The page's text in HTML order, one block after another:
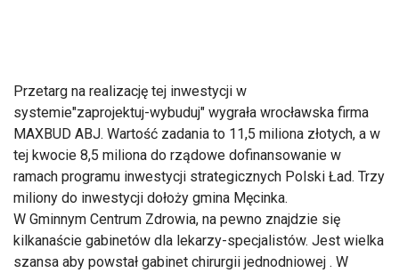
Przetarg na realizację tej inwestycji w
systemie"zaprojektuj-wybuduj" wygrała wrocławska firma
MAXBUD ABJ. Wartość zadania to 11,5 miliona złotych, a w
tej kwocie 8,5 miliona do rządowe dofinansowanie w
ramach programu inwestycji strategicznych Polski Ład. Trzy
miliony do inwestycji dołoży gmina Męcinka.
W Gminnym Centrum Zdrowia, na pewno znajdzie się
kilkanaście gabinetów dla lekarzy-specjalistów. Jest wielka
szansa aby powstał gabinet chirurgii jednodniowej . W